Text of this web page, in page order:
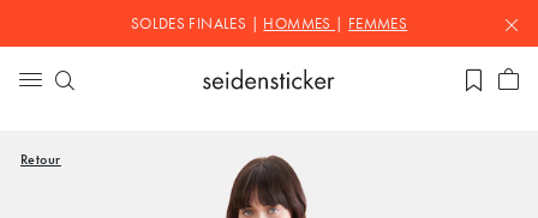
SOLDES FINALES | HOMMES FEMMES
Retour